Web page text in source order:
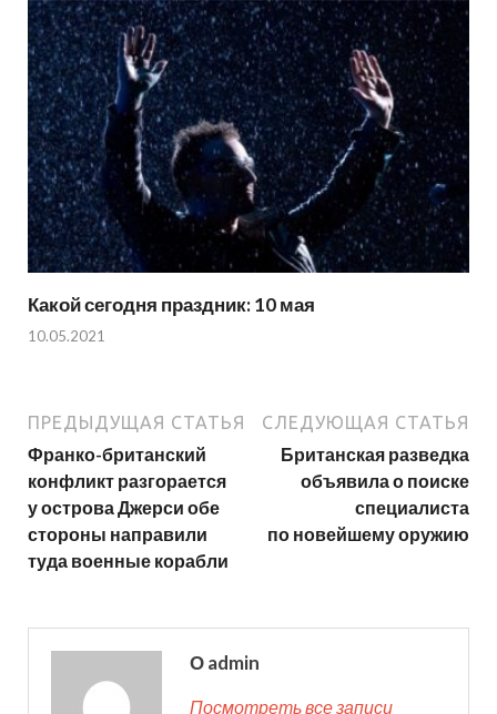
Какой сегодня праздник: 10 мая
10.05.2021
ПРЕДЫДУЩАЯ СТАТЬЯ
Франко-британский
конфликт разгорается
у острова Джерси обе
стороны направили
туда военные корабли
СЛЕДУЮЩАЯ СТАТЬЯ
Британская разведка
объявила о поиске
специалиста
по новейшему оружию
О admin
Посмотреть все записи